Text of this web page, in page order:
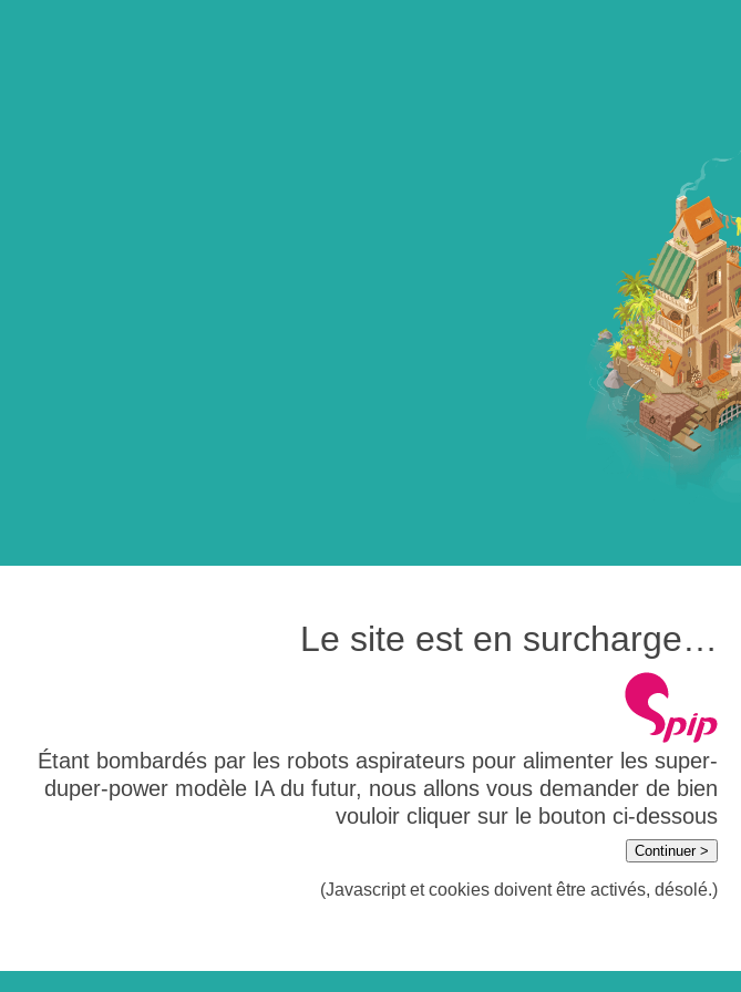
Le site est en surcharge…
Étant bombardés par les robots aspirateurs pour alimenter les super-
duper-power modèle IA du futur, nous allons vous demander de bien
vouloir cliquer sur le bouton ci-dessous
Continuer >
(Javascript et cookies doivent être activés, désolé.)